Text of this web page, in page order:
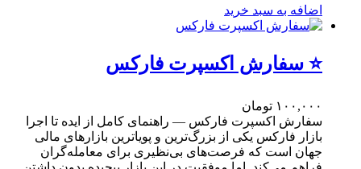
اضافه به سبد خرید
⭐ سفارش اکسپرت فارکس
۱۰۰,۰۰۰ تومان
سفارش اکسپرت فارکس — راهنمای کامل از ایده تا اجرا
بازار فارکس یکی از بزرگ‌ترین و پویاترین بازارهای مالی
جهان است که فرصت‌های بی‌نظیری برای معامله‌گران